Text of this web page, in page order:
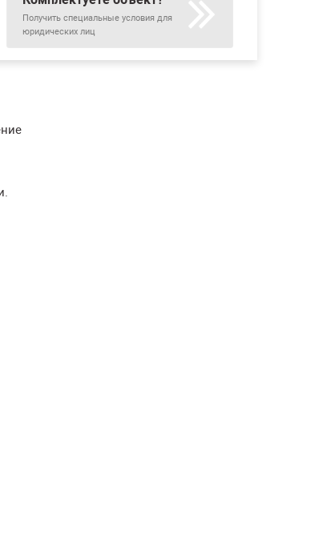
Получить специальные условия для
юридических лиц